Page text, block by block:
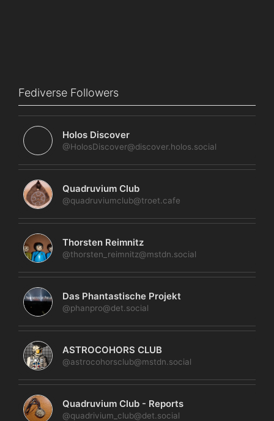
Fediverse Followers
Holos Discover
@HolosDiscover@discover.holos.social
Quadruvium Club
@quadruviumclub@troet.cafe
Thorsten Reimnitz
@thorsten_reimnitz@mstdn.social
Das Phantastische Projekt
@phanpro@det.social
ASTROCOHORS CLUB
@astrocohorsclub@mstdn.social
Quadruvium Club - Reports
@quadrivium_club@det.social